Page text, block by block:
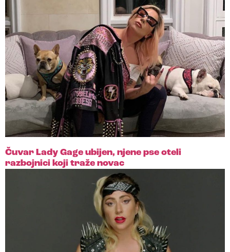
Čuvar Lady Gage ubijen, njene pse oteli
razbojnici koji traže novac